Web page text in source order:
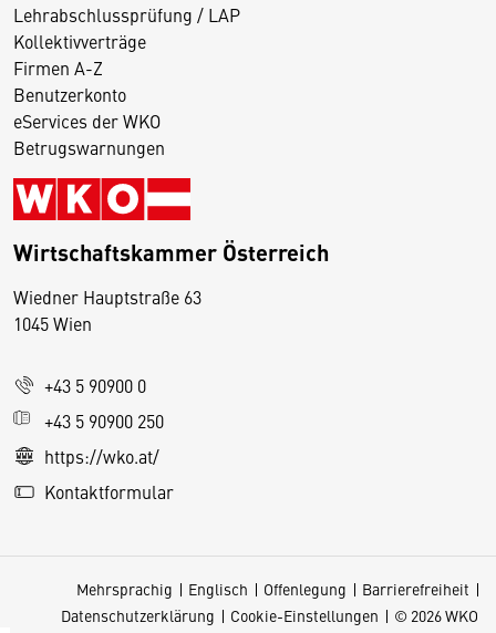
Lehrabschlussprüfung / LAP
Kollektivverträge
Firmen A-Z
Benutzerkonto
eServices der WKO
Betrugswarnungen
Wirtschaftskammer Österreich
Wiedner Hauptstraße 63
1045 Wien
+43 5 90900 0
+43 5 90900 250
https://wko.at/
Kontaktformular
Mehrsprachig Englisch Offenlegung
Barrierefreiheit
Datenschutzerklärung
Cookie-Einstellungen © 2026 WKO
D
s
e
S
e